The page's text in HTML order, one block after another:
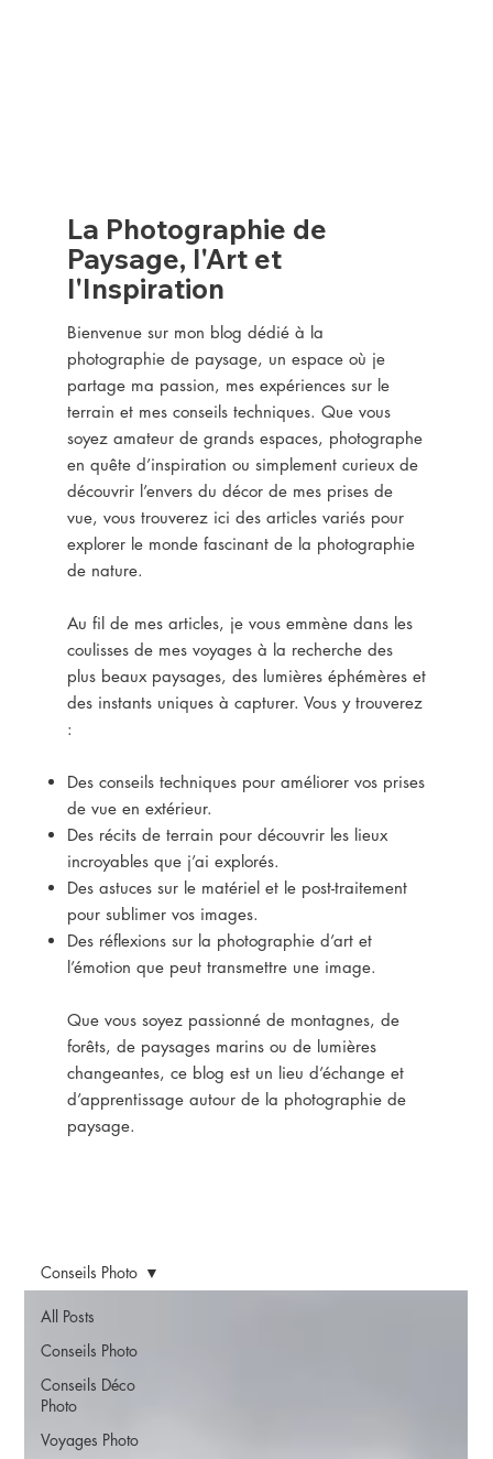
All Posts
Conseils Photo
Conseils Déco
Photo
Voyages Photo
Conseils Photo
La Photographie de
Paysage, l'Art et
l'Inspiration
Bienvenue sur mon blog dédié à la
photographie de paysage, un espace où je
partage ma passion, mes expériences sur le
terrain et mes conseils techniques. Que vous
soyez amateur de grands espaces, photographe
en quête d’inspiration ou simplement curieux de
découvrir l’envers du décor de mes prises de
vue, vous trouverez ici des articles variés pour
explorer le monde fascinant de la photographie
de nature.
Au fil de mes articles, je vous emmène dans les
coulisses de mes voyages à la recherche des
plus beaux paysages, des lumières éphémères et
des instants uniques à capturer. Vous y trouverez
:
Des conseils techniques pour améliorer vos prises
de vue en extérieur.
Des récits de terrain pour découvrir les lieux
incroyables que j’ai explorés.
Des astuces sur le matériel et le post-traitement
pour sublimer vos images.
Des réflexions sur la photographie d’art et
l’émotion que peut transmettre une image.
Que vous soyez passionné de montagnes, de
forêts, de paysages marins ou de lumières
changeantes, ce blog est un lieu d’échange et
d’apprentissage autour de la photographie de
paysage.